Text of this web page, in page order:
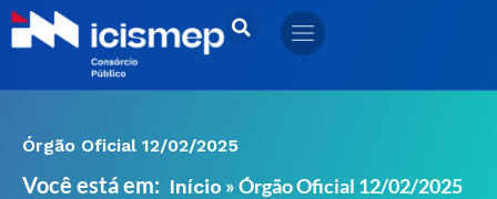
Ir
para
Órgão Oficial 12/02/2025
Você está em: Início »Órgão Oficial 12/02/2025